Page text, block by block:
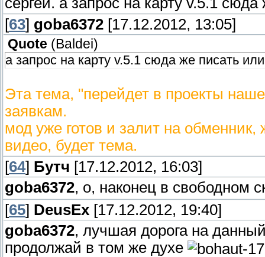
[63] goba6372 [17.12.2012, 13:05]
Quote ( Baldei)
а запрос на карту v.5.1 сюда же писать
Эта тема, "перейдет в проекты
заявкам.
мод уже готов и залит на обменник,
видео, будет тема.
[64] Бутч [17.12.2012, 16:03]
goba6372, о, наконец в свободном
[65] DeusEx [17.12.2012, 19:40]
goba6372, лучшая дорога на
продолжай в том же духе